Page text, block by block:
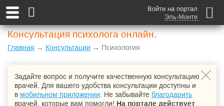
Войти на портал
Эль-Монте
Консультация психолога онлайн.
Главная → Консультации → Психология
Задайте вопрос и получите качественную консультацию
врачей. Для вашего удобства консультации доступны и
в мобильном приложении . Не забывайте благодарить
врачей, которые вам помогли! На портале действует